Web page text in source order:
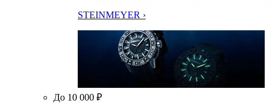
STEINMEYER ›
До 10 000 ₽